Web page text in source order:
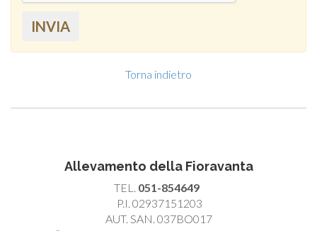
INVIA
Torna indietro
Allevamento della Fioravanta
TEL. 051-854649
P.I. 02937151203
AUT. SAN. 037BO017